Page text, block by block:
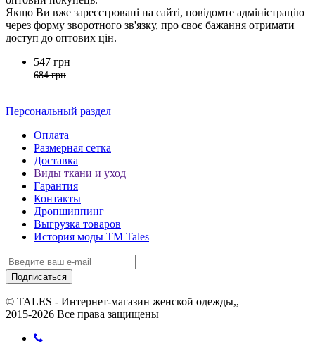
Якщо Ви вже зареєстровані на сайті, повідомте адміністрацію
через форму зворотного зв'язку, про своє бажання отримати
доступ до оптових цін.
547 грн
684 грн
Персональный раздел
Оплата
Размерная сетка
Доставка
Виды ткани и уход
Гарантия
Контакты
Дропшиппинг
Выгрузка товаров
История моды ТМ Tales
Подписаться
© TALES - Интернет-магазин женской одежды,,
2015-2026 Все права защищены